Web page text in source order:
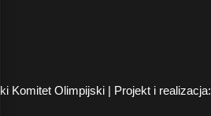
Komitet Olimpijski | Projekt i realizacja: